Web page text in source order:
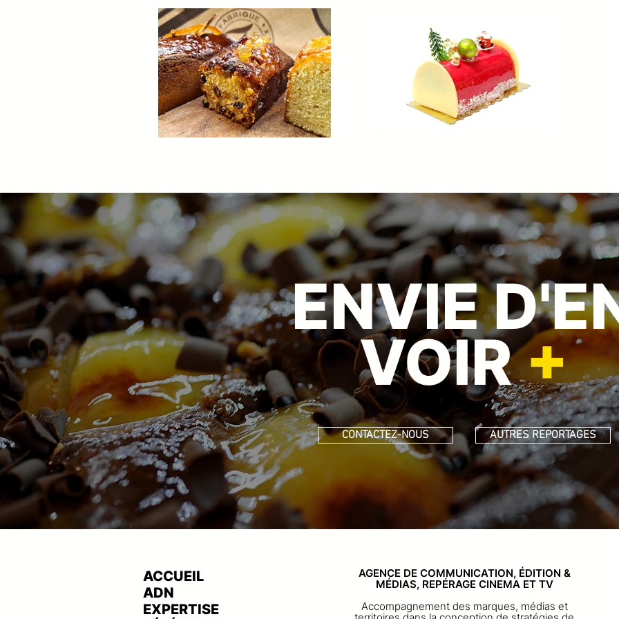
ENVIE
VOIR+
CONTACTEZ-NOUS AUTRES REPORTAGES
ACCUEIL
ADN
EXPERTISE
AGENCE DE COMMUNICATION, ÉDITION &
MÉDIAS, REPÉRAGE CINEMA ET TV
Accompagnement des marques, médias et